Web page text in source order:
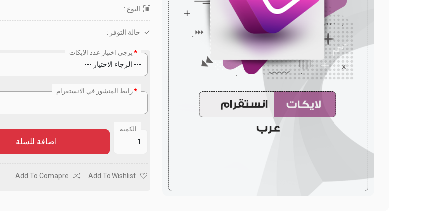
النوع :
حالة التوفر :
يرجى اختيار عدد الايكات
رابط المنشور في الانستقرام
اضافة للسلة
Add To Wishlist
Add To Comapre